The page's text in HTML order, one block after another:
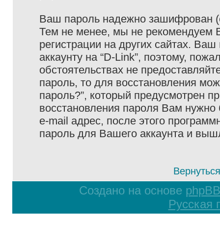
Ваш пароль надежно зашифрован
Тем не менее, мы не рекомендуем
регистрации на других сайтах.
аккаунту на “D-Link”, поэтому,
обстоятельствах не
пароль, то для восстановления
пароль?”, который предусмотрен
восстановления пароля Вам
e-mail адрес, после этого
пароль для Вашего аккаунта и
Создано на основе phpBB
Русская